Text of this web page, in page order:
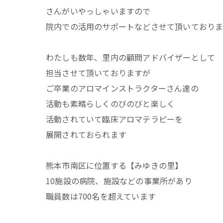
さんがいやっしゃいますので
院内での活用のサポートなどさせて頂いており
わたしも数年、里内の顧問アドバイザーとして
担当させて頂いておりますが
ご卒業のアロマインストラクターさん達の
活動も素晴らしくのびのびと楽しく
活動されていて臨床アロマテラピーを
展開されておられます
熊本市南区に位置する【みゆきの里】
10施設の病院、施設などの事業所があり
職員数は700名を超えています